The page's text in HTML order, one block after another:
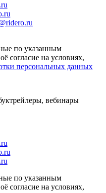
по указанным
согласие на условиях,
персональных данных
вебинары
по указанным
согласие на условиях,